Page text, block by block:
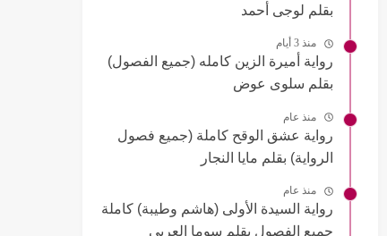
بقلم لوجى أحمد
منذ 3 أيام
رواية أميرة الزين كامله (جميع الفصول)
بقلم سلوى عوض
منذ عام
رواية عشق الوقح كاملة (جميع فصول
الرواية) بقلم مايا النجار
منذ عام
رواية السيدة الأولى (هاشم وطيبة) كاملة
جميع الفصول بقلم سوما العربي